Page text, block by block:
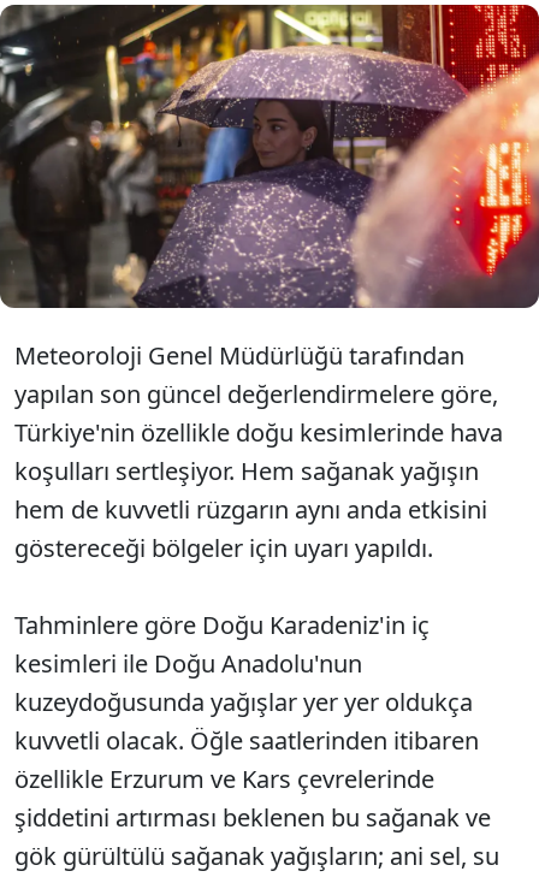
Meteoroloji Genel Müdürlüğü, yurdun doğu
kesimlerinde etkili olacak kuvvetli sağanak yağış
ve fırtınaya karşı uyarılarda bulundu. Doğu
Karadeniz ve Doğu Anadolu'nun bazı
bölgelerinde ani sel riski bulunurken, batı
kesimlerde ise açık ve sıcak bir hava hakim
olacak.
Meteoroloji Genel Müdürlüğü tarafından
yapılan son güncel değerlendirmelere göre,
Türkiye'nin özellikle doğu kesimlerinde hava
koşulları sertleşiyor. Hem sağanak yağışın
hem de kuvvetli rüzgarın aynı anda etkisini
göstereceği bölgeler için uyarı yapıldı.
Tahminlere göre Doğu Karadeniz'in iç
kesimleri ile Doğu Anadolu'nun
kuzeydoğusunda yağışlar yer yer oldukça
kuvvetli olacak. Öğle saatlerinden itibaren
özellikle Erzurum ve Kars çevrelerinde
şiddetini artırması beklenen bu sağanak ve
gök gürültülü sağanak yağışların; ani sel, su